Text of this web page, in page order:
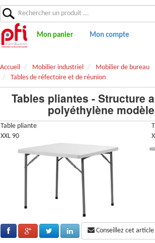
Mon panier Mon compte
Accueil Mobilier industriel
Mobilier de bureau
Tables de réfectoire et de réunion
Tables pliantes - Structure
polyéthylène
Table pliante
XXL 90
Conseillez cet article